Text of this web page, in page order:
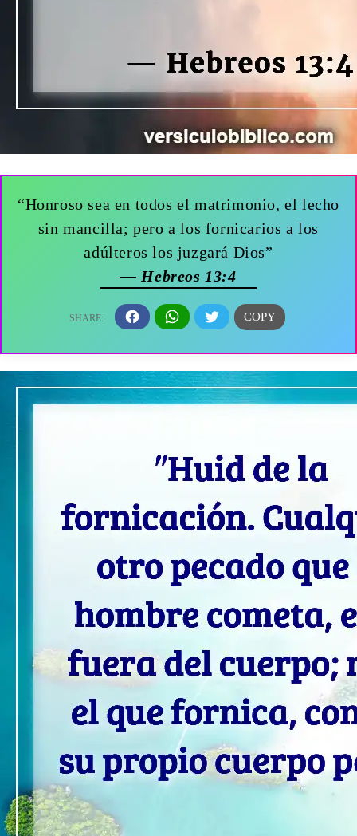
“Honroso sea en todos el matrimonio, el lecho
sin mancilla; pero a los fornicarios a los
adúlteros los juzgará Dios”
— Hebreos 13:4